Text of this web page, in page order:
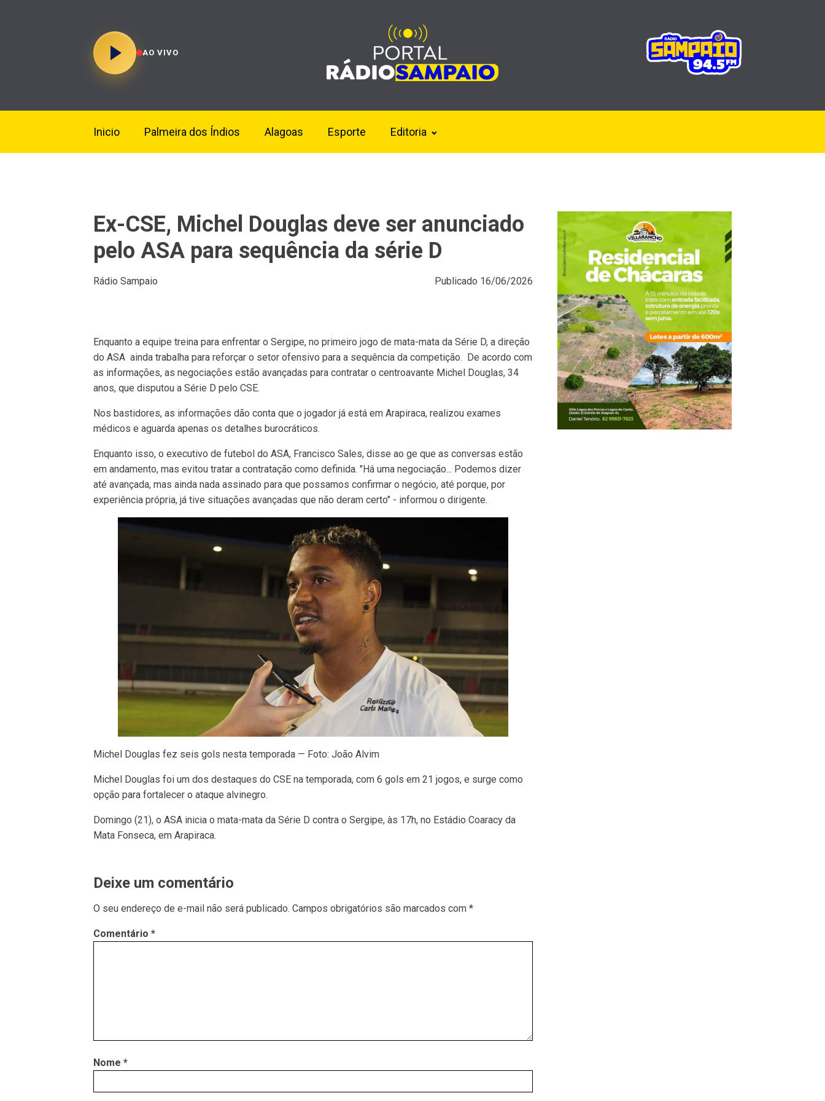
AO VIVO
Inicio Palmeira dos Índios Alagoas Esporte Editoria
Ex-CSE, Michel Douglas deve ser anunciado
pelo ASA para sequência da série D
Rádio Sampaio Publicado 16/06/2026
Enquanto a equipe treina para enfrentar o Sergipe, no primeiro jogo de mata-mata da Série D, a direção
do ASA ainda trabalha para reforçar o setor ofensivo para a sequência da competição. De acordo com
as informações, as negociações estão avançadas para contratar o centroavante Michel Douglas, 34
anos, que disputou a Série D pelo CSE.
Nos bastidores, as informações dão conta que o jogador já está em Arapiraca, realizou exames
médicos e aguarda apenas os detalhes burocráticos.
Enquanto isso, o executivo de futebol do ASA, Francisco Sales, disse ao ge que as conversas estão
em andamento, mas evitou tratar a contratação como definida. "Há uma negociação... Podemos dizer
até avançada, mas ainda nada assinado para que possamos confirmar o negócio, até porque, por
experiência própria, já tive situações avançadas que não deram certo" - informou o dirigente.
Michel Douglas fez seis gols nesta temporada — Foto: João Alvim
Michel Douglas foi um dos destaques do CSE na temporada, com 6 gols em 21 jogos, e surge como
opção para fortalecer o ataque alvinegro.
Domingo (21), o ASA inicia o mata-mata da Série D contra o Sergipe, às 17h, no Estádio Coaracy da
Mata Fonseca, em Arapiraca.
Deixe um comentário
O seu endereço de e-mail não será publicado. Campos obrigatórios são marcados com *
Comentário *
Nome *